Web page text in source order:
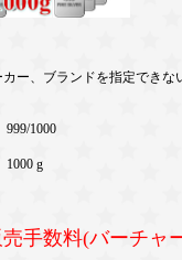
ー、ブランドを指定できな
999/1000
1000 g
手数料(バーチャ